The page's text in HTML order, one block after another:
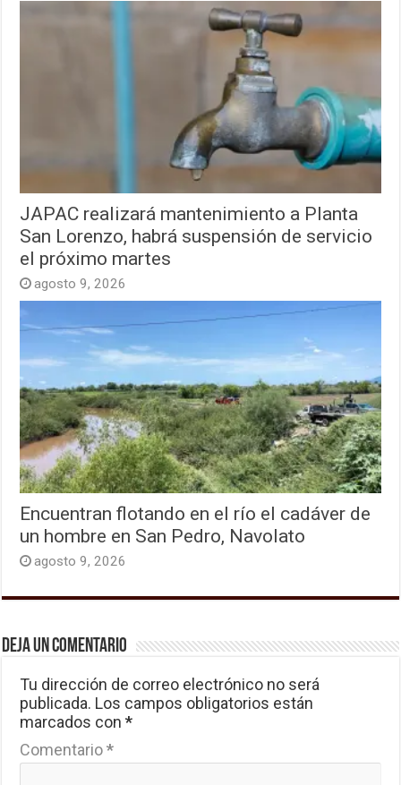
JAPAC realizará mantenimiento a Planta
San Lorenzo, habrá suspensión de servicio
el próximo martes
agosto 9, 2026
Encuentran flotando en el río el cadáver de
un hombre en San Pedro, Navolato
agosto 9, 2026
Deja un comentario
Tu dirección de correo electrónico no será
publicada. Los campos obligatorios están
marcados con*
Comentario*